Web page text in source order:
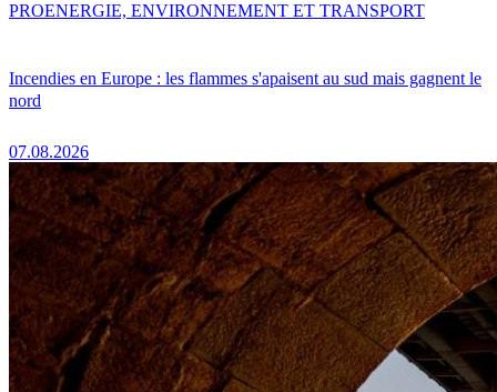
Incendies en Europe : les flammes s'apaisent au sud mais gagnent le
nord
07.08.2026
PROENERGIE, ENVIRONNEMENT ET TRANSPORT